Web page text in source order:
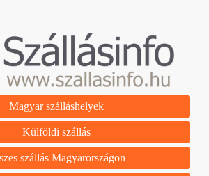
Magyar szálláshelyek
Külföldi szállás
szállás Magyarországon